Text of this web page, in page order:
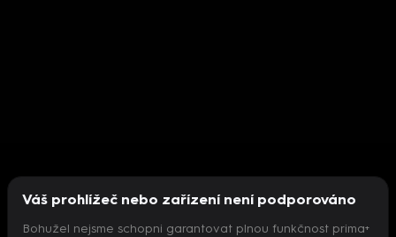
Váš prohlížeč nebo zařízení není podporováno
Bohužel nejsme schopni garantovat plnou funkčnost prima+